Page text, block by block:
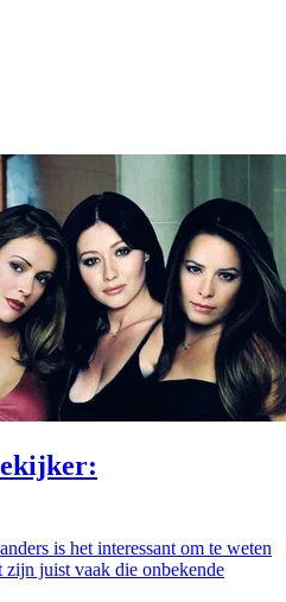
is het interessant om te weten
juist vaak die onbekende